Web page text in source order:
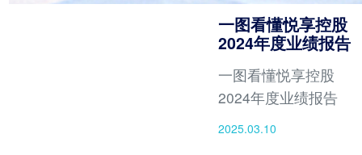
一图看懂悦享控股
2024年度业绩报告
一图看懂悦享控股
2024年度业绩报告
2025.03.10